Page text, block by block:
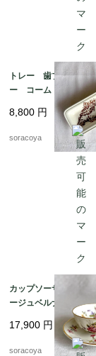
トレー 歯ブラシトレ
ー コームトレー 細
長陶器皿 植物画 ボ
タニカル 19otm25
8,800 円
soracoya
カップソーサー リモ
ージュベルナルド フ
ローラル 金彩 ヴィ
ンテージ 12twep3
17,900 円
soracoya